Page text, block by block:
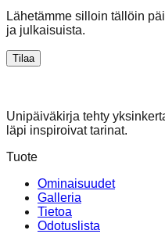
Lähetämme silloin tällöin
ja julkaisuista.
Tilaa
Unipäiväkirja tehty
läpi inspiroivat tarinat.
Tuote
Ominaisuudet
Galleria
Tietoa
Odotuslista